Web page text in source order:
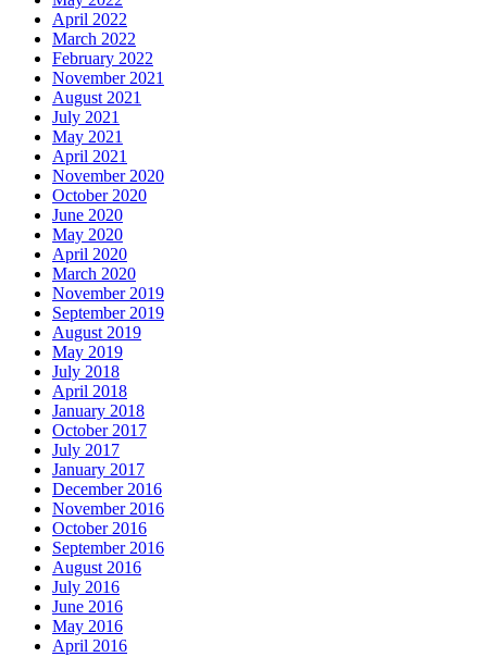
April 2022
March 2022
February 2022
November 2021
August 2021
July 2021
May 2021
April 2021
November 2020
October 2020
June 2020
May 2020
April 2020
March 2020
November 2019
September 2019
August 2019
May 2019
July 2018
April 2018
January 2018
October 2017
July 2017
January 2017
December 2016
November 2016
October 2016
September 2016
August 2016
July 2016
June 2016
May 2016
April 2016